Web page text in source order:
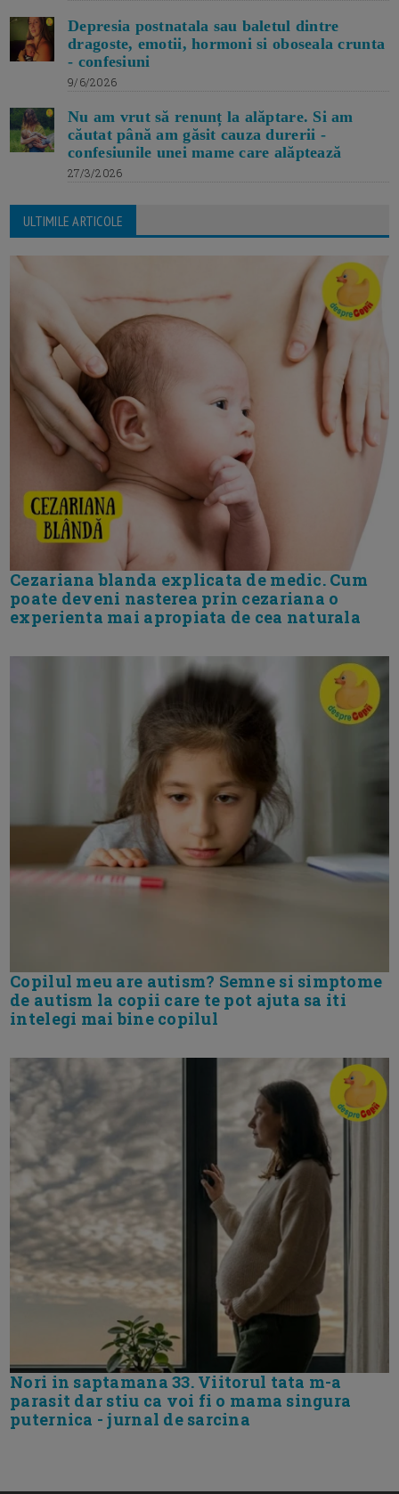
Depresia postnatala sau baletul dintre
dragoste, emotii, hormoni si oboseala crunta
- confesiuni
9/6/2026
Nu am vrut să renunț la alăptare. Si am
căutat până am găsit cauza durerii -
confesiunile unei mame care alăptează
27/3/2026
ULTIMILE ARTICOLE
Cezariana blanda explicata de medic. Cum
poate deveni nasterea prin cezariana o
experienta mai apropiata de cea naturala
Copilul meu are autism? Semne si simptome
de autism la copii care te pot ajuta sa iti
intelegi mai bine copilul
Nori in saptamana 33. Viitorul tata m-a
parasit dar stiu ca voi fi o mama singura
puternica - jurnal de sarcina